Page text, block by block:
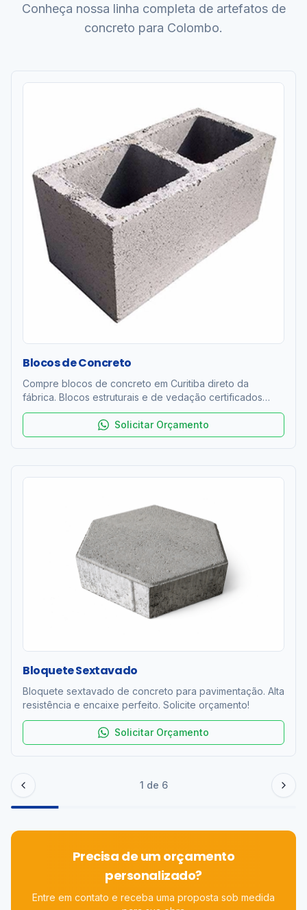
Conheça nossa linha completa de artefatos de
concreto para Colombo.
Blocos de Concreto
Compre blocos de concreto em Curitiba direto da
fábrica. Blocos estruturais e de vedação certificados
ABNT NBR 6136. Resistência 4 a 12 MPa. Entrega rápida
na RMC. Orçamento grátis!Solicitar Orçamento
Bloquete Sextavado
Bloquete sextavado de concreto para pavimentação. Alta
resistência e encaixe perfeito. Solicite orçamento!
Solicitar Orçamento
1 de 6
Precisa de um orçamento
personalizado?
Entre em contato e receba uma proposta sob medida